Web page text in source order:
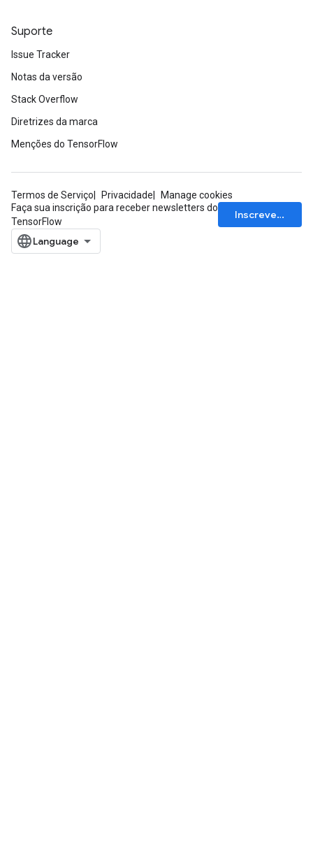
Suporte
Issue Tracker
Notas da versão
Stack Overflow
Diretrizes da marca
Menções do TensorFlow
Termos de Serviço Privacidade
Manage cookies
Faça sua inscrição para receber newsletters do
TensorFlow
Inscrever-se